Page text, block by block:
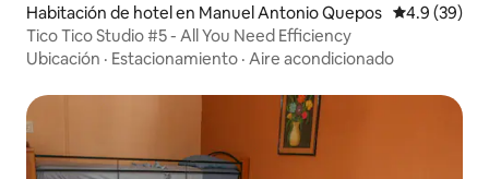
Habitación de hotel en Manuel Antonio Quepos Calificación
4.9 (39)
Tico Tico Studio #5 - All You Need Efficiency
Ubicación · Estacionamiento · Aire acondicionado